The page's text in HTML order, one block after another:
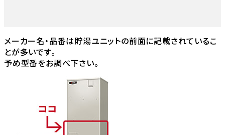
メーカー名・品番は貯湯ユニットの前面に記載されているこ
とが多いです。
予め型番をお調べ下さい。